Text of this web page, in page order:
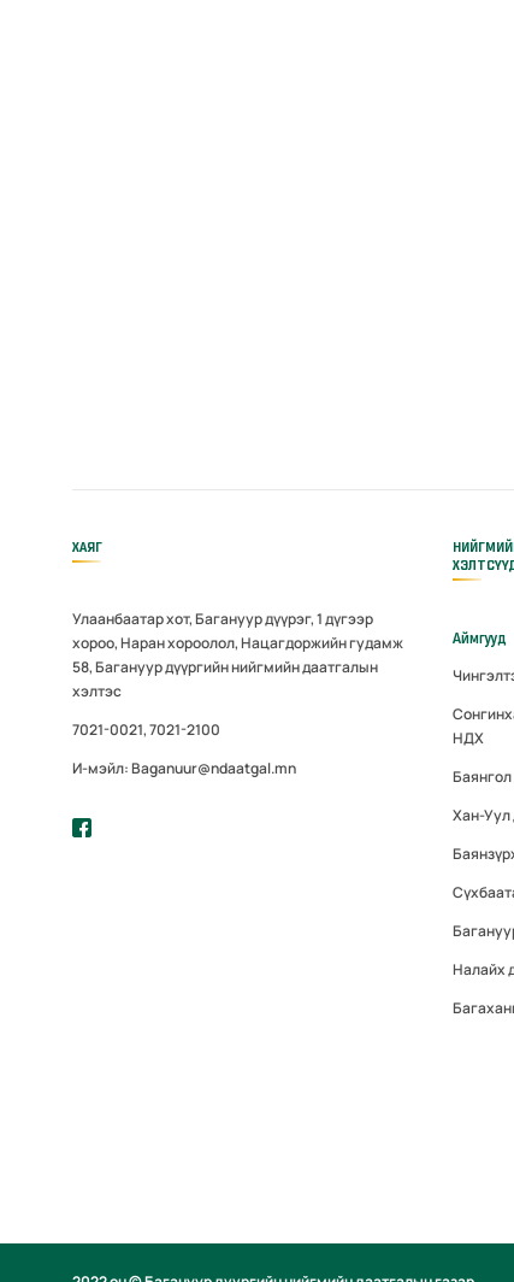
ХАЯГ
Улаанбаатар хот, Багануур дүүрэг, 1 дүгээр
хороо, Наран хороолол, Нацагдоржийн гудамж
58, Багануур дүүргийн нийгмийн даатгалын
хэлтэс
7021-0021, 7021-2100
И-мэйл: Baganuur@ndaatgal.mn
Аймгууд
НДХ
Хан-Уул
Налайх